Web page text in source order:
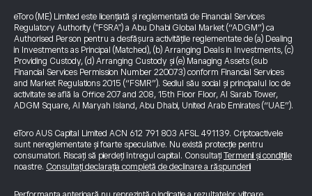
eToro (ME) Limited este licențiată și reglementată de Financial Services
Regulatory Authority ("FSRA") a Abu Dhabi Global Market (“ADGM”) ca
Authorised Person pentru a desfășura activitățile reglementate de (a) Dealing
in Investments as Principal (Matched), (b) Arranging Deals in Investments, (c)
Providing Custody, (d) Arranging Custody și (e) Managing Assets (sub
Financial Services Permission Number 220073) conform Financial Services
and Market Regulations 2015 (“FSMR”). Sediul său social și principalul loc de
activitate se află la Office 207 and 208, 15th Floor Floor, Al Sarab Tower,
ADGM Square, Al Maryah Island, Abu Dhabi, United Arab Emirates (“UAE”).
eToro AUS Capital Limited ACN 612 791 803 AFSL 491139. Criptoactivele
sunt nereglementate și foarte speculative. Nu există protecție pentru
consumatori. Riscați să pierdeți întregul capital. Consultați Termenii și condițiile
noastre. Consultați declarația completă de declinare a răspunderii